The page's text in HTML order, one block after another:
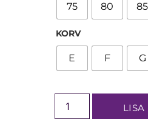
75 80 85
KORV
E F G
LISA